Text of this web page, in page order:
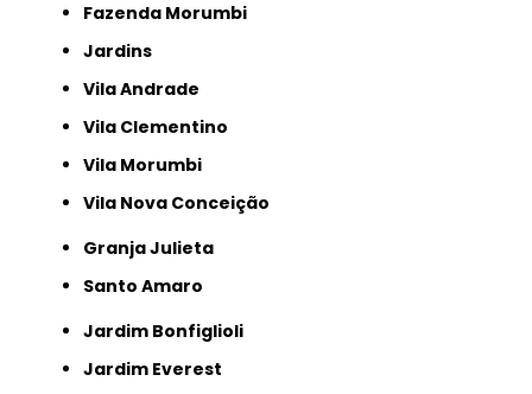
Fazenda Morumbi
Jardins
Vila Andrade
Vila Clementino
Vila Morumbi
Vila Nova Conceição
Granja Julieta
Santo Amaro
Jardim Bonfiglioli
Jardim Everest